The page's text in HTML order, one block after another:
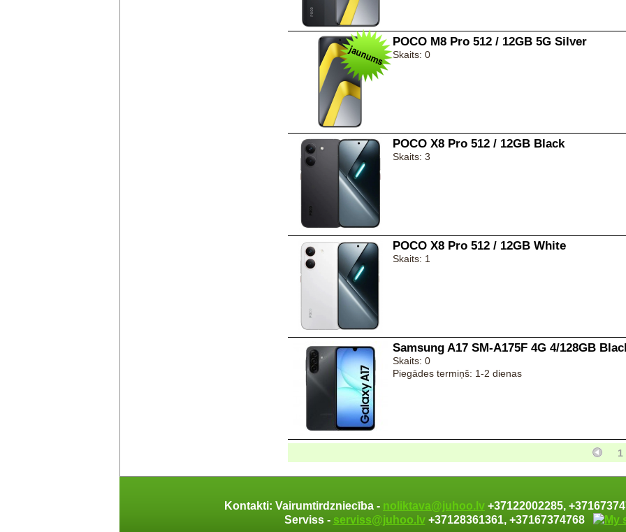
POCO M8 Pro 512 / 12GB 5G Silver
Skaits: 0
POCO X8 Pro 512 / 12GB Black
Skaits: 3
POCO X8 Pro 512 / 12GB White
Skaits: 1
Samsung A17 SM-A175F 4G 4/128GB
Skaits: 0
Piegādes termiņš: 1-2 dienas
1
Kontakti: Vairumtirdzniecība - noliktava@juhoo.lv +37122002285,
Serviss - serviss@juhoo.lv+37128361361, +37167374768